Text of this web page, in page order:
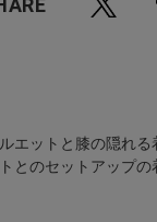
エットと膝の隠れ
とのセットアップの